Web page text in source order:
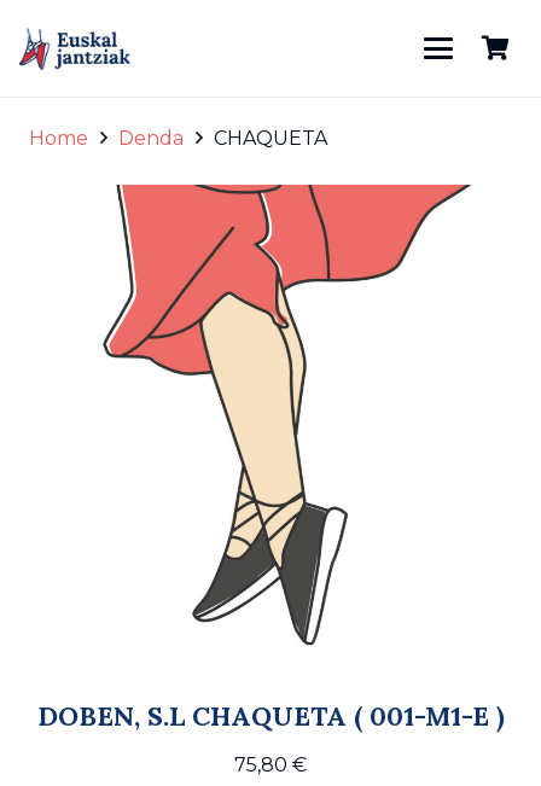
Home Denda CHAQUETA
DOBEN, S.L CHAQUETA ( 001-M1-E )
75,80 €